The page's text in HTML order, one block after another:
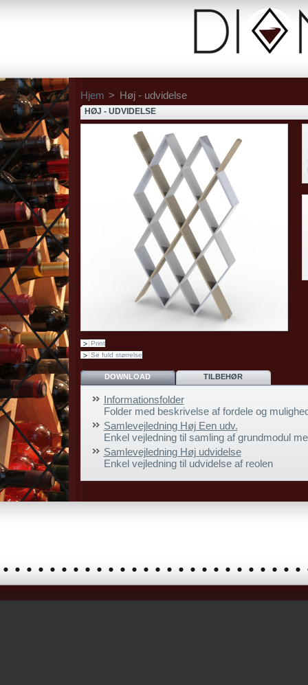
Hjem > Høj - udvidelse
HØJ - UDVIDELSE
Print
Se fuld størrelse
DOWNLOAD TILBEHØR
Informationsfolder
Folder med beskrivelse af fordele og
Samlevejledning Høj Een udv.
Enkel vejledning til samling af grundmodul
Samlevejledning Høj udvidelse
Enkel vejledning til udvidelse af reolen